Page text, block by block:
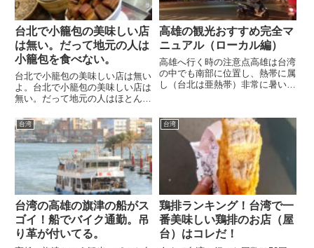
台北で小籠包の美味しい店
は無い。だって地元の人は
小籠包を食べない。
台北で小籠包の美味しい店は無い
よ。台北で小籠包の美味しい店は
無い。だって地元の人はほとんど
地の商売でしかない。台北の地元
の人が、全く小籠包を食べないか
と言うと、そうではありません
が、日常的に主食のように食べる
か...
高雄の観光おすすめ完全マ
ニュアル（ローカル編）
高雄へ行く時の注意点高雄は台湾
の中でも南部に位置し、熱帯に属
し（台北は亜熱帯）非常に暑い地
万円ホテル約2,500円×日数移動
費約2,000円×日数食費（1日3
食）約1,50...
台湾
台湾の高雄の旗津の船がス
ゴイ！船でバイク通勤。吊
り革が付いてる。
台湾
鶏排ランキング！台湾で一
番美味しい鶏排のお店（屋
台）はコレだ！